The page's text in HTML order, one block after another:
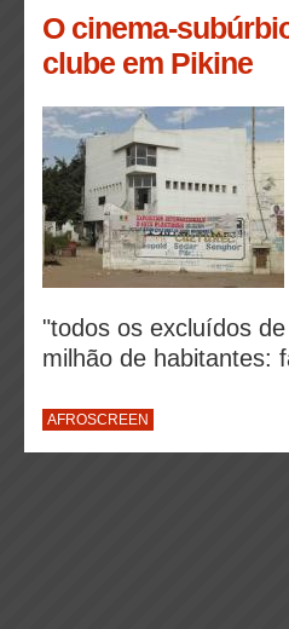
O cinema-
clube em Pikine
"todos os excluídos
milhão de habitantes:
AFROSCREEN